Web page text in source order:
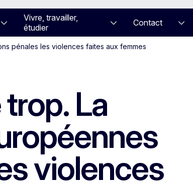
Vivre, travailler,
étudier
Contact
pénales les violences faites aux femmes
La
violences